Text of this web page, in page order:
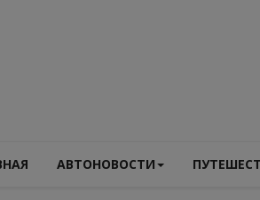
АВТОНОВОСТИ